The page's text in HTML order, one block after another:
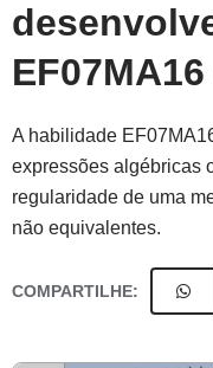
A habilidade
expressões algébricas
regularidade de uma
não equivalentes.
COMPARTILHE: